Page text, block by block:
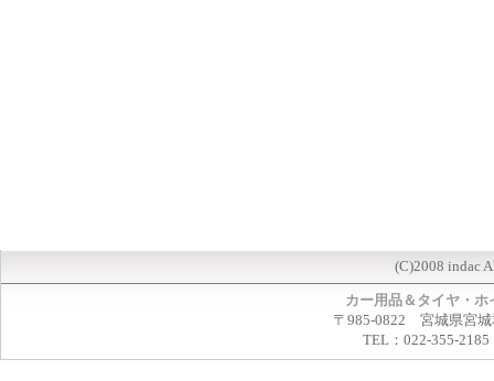
(C)2008 indac
カー用品＆タイヤ・
〒985-0822 宮城県宮城
TEL：022-355-